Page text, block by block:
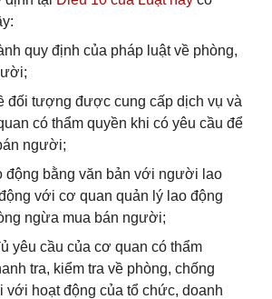
quy định của pháp luật về phòng,
đối tượng được cung cấp dịch vụ và
có thẩm quyền khi có yêu cầu để
người;
động bằng văn bản với người lao
với cơ quan quản lý lao động
ngừa mua bán người;
yêu cầu của cơ quan có thẩm
tra, kiểm tra về phòng, chống
với hoạt động của tổ chức, doanh